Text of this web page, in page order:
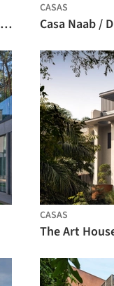
Residência MA – Atibaia / Estúdio Rossi Arquitetos
CASAS
Casa Naab /
CASAS
The Art